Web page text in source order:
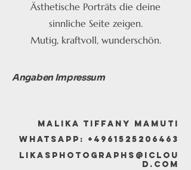
Ästhetische Porträts die deine
sinnliche Seite zeigen.
Mutig, kraftvoll, wunderschön.
Angaben Impressum
Malika Tiffany Mamuti
WhatsApp: +4961525206463
likasphotographs@iclou
d.com